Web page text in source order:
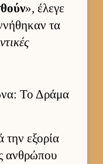
», έλεγε
τα
Το Δράμα
την εξορία
αν­θρώπου